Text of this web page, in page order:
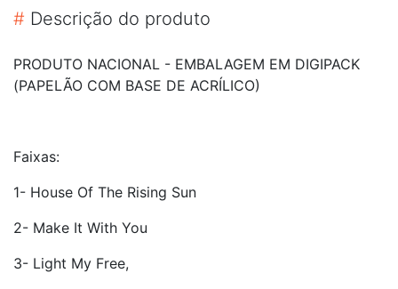
# Descrição do produto
PRODUTO NACIONAL - EMBALAGEM EM DIGIPACK
(PAPELÃO COM BASE DE ACRÍLICO)
Faixas:
1- House Of The Rising Sun
2- Make It With You
3- Light My Free,